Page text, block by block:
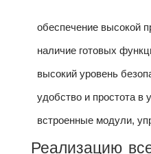
обеспечение высокой
наличие готовых
высокий уровень
удобство и простота в
встроенные модули,
Реализацию